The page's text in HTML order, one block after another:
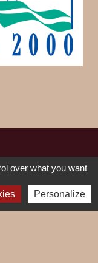
over what you want
Personalize